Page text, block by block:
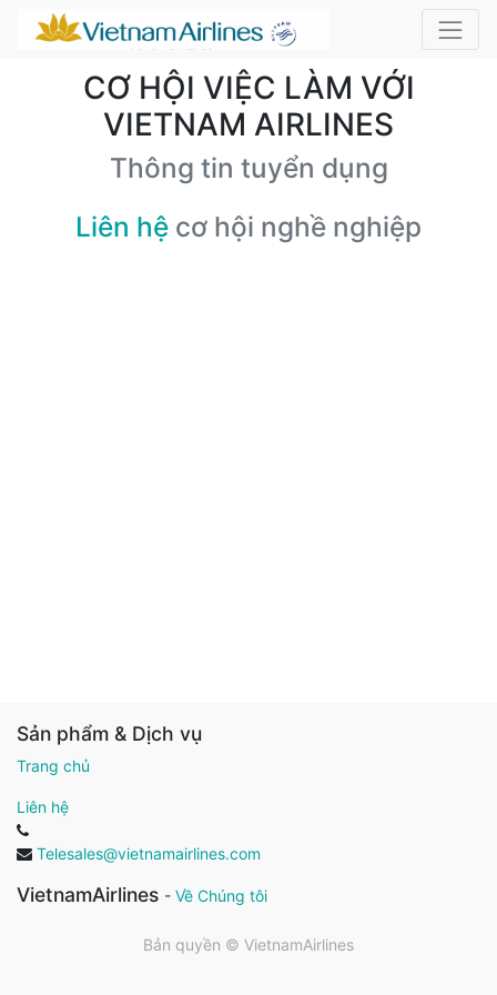
CƠ HỘI VIỆC LÀM VỚI
VIETNAM AIRLINES
Thông tin tuyển dụng
Liên hệ cơ hội nghề nghiệp
Sản phẩm & Dịch vụ
Trang chủ
Liên hệ
Telesales@vietnamairlines.com
VietnamAirlines - Về Chúng tôi
Bản quyền © VietnamAirlines